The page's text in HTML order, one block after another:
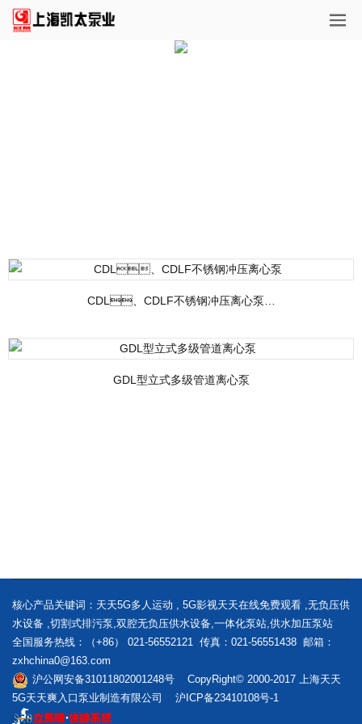
CDL、CDLF不锈钢冲压离心泵…
GDL型立式多级管道离心泵
核心产品关键词： 天天5G多人运动 , 5G影视天天在线免费观看 ,无负压供
水设备 ,切割式排污泵,双腔无负压供水设备,一体化泵站,供水加压泵站
全国服务热线：（+86） 021-56552121 传真：021-56551438 邮箱：
zxhchina0@163.com
沪公网安备31011802001248号 CopyRight© 2000-2017 上海天天
5G天天爽入口泵业制造有限公司 沪ICP备23410108号-1